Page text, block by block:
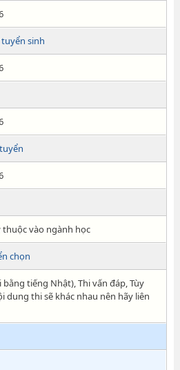
sinh
thuộc vào ngành học
chọn
tiếng Nhật), Thi vấn đáp, Tùy
dung thi sẽ khác nhau nên hãy liên